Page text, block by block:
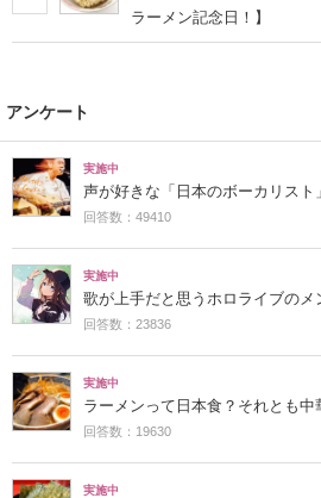
ラーメン記念日！】
アンケート
実施中
声が好きな「日本のボーカリスト
回答数：49410
実施中
歌が上手だと思うホロライブのメ
回答数：23836
実施中
ラーメンって日本食？それとも中
回答数：19630
実施中